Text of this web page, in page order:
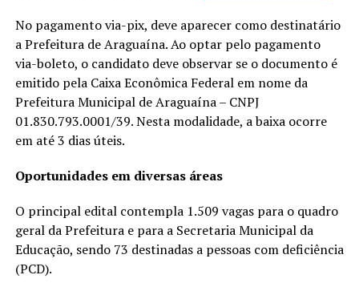
No pagamento via-pix, deve aparecer como destinatário
a Prefeitura de Araguaína. Ao optar pelo pagamento
via-boleto, o candidato deve observar se o documento é
emitido pela Caixa Econômica Federal em nome da
Prefeitura Municipal de Araguaína – CNPJ
01.830.793.0001/39. Nesta modalidade, a baixa ocorre
em até 3 dias úteis.
Oportunidades em diversas áreas
O principal edital contempla 1.509 vagas para o quadro
geral da Prefeitura e para a Secretaria Municipal da
Educação, sendo 73 destinadas a pessoas com deficiência
(PCD).